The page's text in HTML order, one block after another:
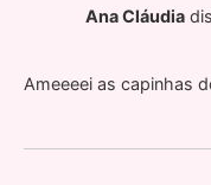
Ana Cláudia
Ameeeei as capinhas